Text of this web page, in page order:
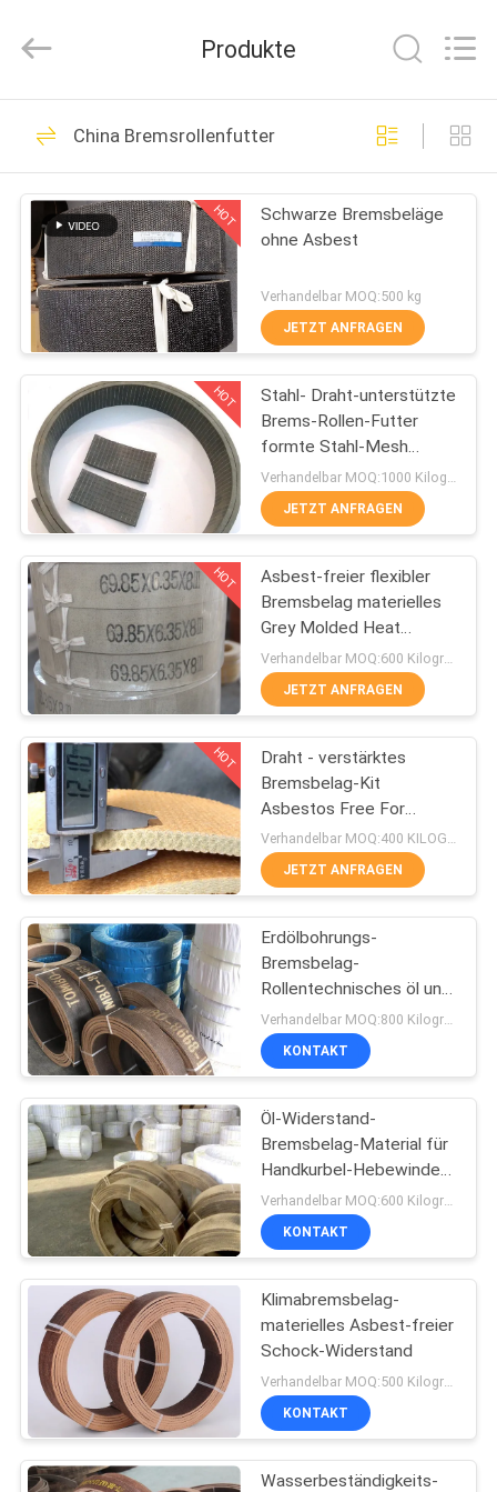
HAUS
PRODUKTE
ÜBER
UNS
FABRIK-
AUSFLUG
QUALITÄTSKONTROLLE
TRETEN
SIE
MIT
UNS
IN
VERBINDUNG
FORDERN
SIE EIN
ZITAT
SITEMAP
PRIVACY
POLICY
Reserved.
Bremsbelag-Rolle
42
Bremsrollenfutter
23
Gesponnene
Bremsbelag-Rolle
25
Bremsblock-
Material
34
Gesponnenes
Bremsbelag-
Material
32
Industrieller
Bremsbelag
29
Produkte
China Bremsrollenfutter
HOT
Schwarze Bremsbeläge
ohne Asbest
Verhandelbar MOQ:500 kg
JETZT ANFRAGEN
HOT
Stahl- Draht-unterstützte
Brems-Rollen-Futter
formte Stahl-Mesh
Reinforced Rubber
Material
JETZT ANFRAGEN
HOT
Asbest-freier flexibler
Bremsbelag materielles
Grey Molded Heat
Resisting
JETZT ANFRAGEN
HOT
Draht - verstärktes
Bremsbelag-Kit
Asbestos Free For
Winch-Öl Wells
Verhandelbar MOQ:400 KILOGRAMM
JETZT ANFRAGEN
Erdölbohrungs-
Bremsbelag-
Rollentechnisches öl und
-Verschleißfestigkeit
Verhandelbar MOQ:800 Kilogramm
KONTAKT
Öl-Widerstand-
Bremsbelag-Material für
Handkurbel-Hebewinde
Crane Hoist Elevator
KONTAKT
Klimabremsbelag-
materielles Asbest-freier
Schock-Widerstand
KONTAKT
Wasserbeständigkeits-